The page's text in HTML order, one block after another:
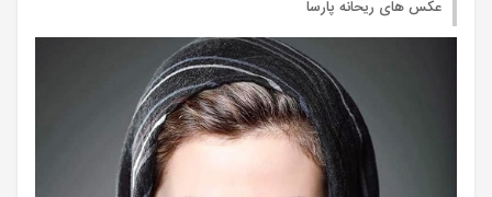
عکس های ریحانه پارسا